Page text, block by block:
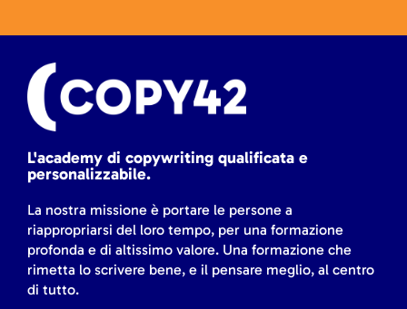
L'academy di copywriting qualificata e
personalizzabile.
La nostra missione è portare le persone a
riappropriarsi del loro tempo, per una formazione
profonda e di altissimo valore. Una formazione che
rimetta lo scrivere bene, e il pensare meglio, al centro
di tutto.